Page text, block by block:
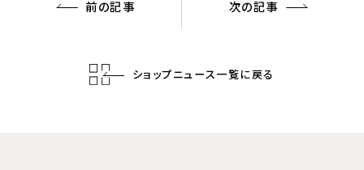
前の記事
ショップニュース一覧に戻る
次の記事